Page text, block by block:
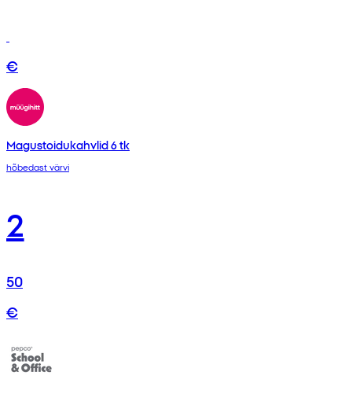
€
Magustoidukahvlid 6 tk
hõbedast värvi
2
50
€